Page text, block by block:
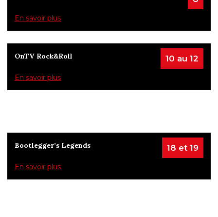
En savoir plus
10 au 12
OnTV Rock&Roll
En savoir plus
18 et 19
Bootlegger’s Legends
En savoir plus